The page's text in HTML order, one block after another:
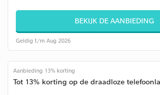
BEKIJK DE AANBIEDING
Geldig t/m Aug 2026
Aanbieding 13% korting
Tot 13% korting op de draadloze